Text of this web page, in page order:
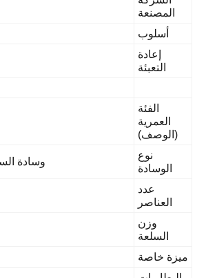
المصنعة
أسلوب
التعبئة
العمرية
(الوصف)
الوسادة
وسادة
العناصر
السلعة
خاصة